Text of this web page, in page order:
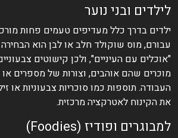
לילדים ובני נוער
ילדים בדרך כלל מעדיפים טעמים פחות
עבורם, מוס שוקולד חלב או לבן הוא
"אוכלים עם העיניים", ולכן קישוטים
מוכרים שהם אוהבים, וצורות של מספרים או
העבודה. תוספות כמו סוכריות צבעוניות או
את הקינוח לאטרקציה מרכזית.
למבוגרים ופודיז (Foodies)